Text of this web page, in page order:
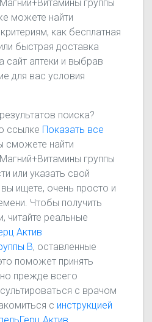
группы
можете найти
как бесплатная
быстрая доставка
сайт аптеки и выбрав
для вас условия
поиска?
ссылке Показать все
сможете найти
группы
или указать свой
ищете, очень просто и
Чтобы получить
читайте реальные
Актив
В, оставленные
поможет принять
прежде всего
с врачом
с инструкцией